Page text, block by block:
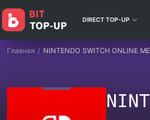
DIRECT TOP-UP
Главная / NINTENDO SWITCH ONLINE